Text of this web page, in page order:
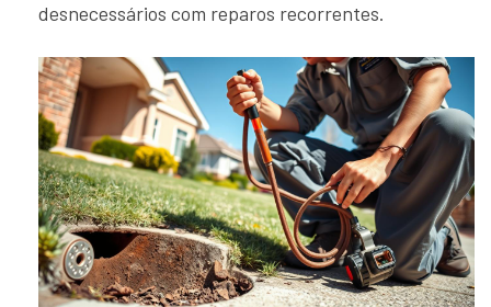
desnecessários com reparos recorrentes.